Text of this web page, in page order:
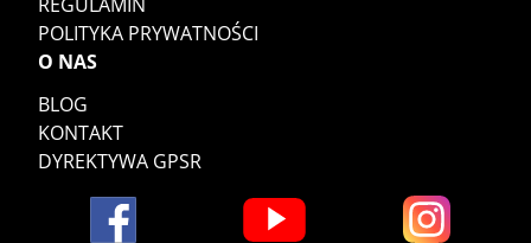
POLITYKA PRYWATNOŚCI
O NAS
BLOG
KONTAKT
DYREKTYWA GPSR